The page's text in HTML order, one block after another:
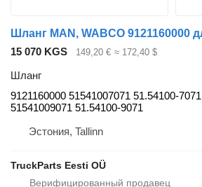
15 070 KGS 149,20 € ≈ 172,40 $
Шланг
9121160000 51541007071 51.54100-7071
51541009071 51.54100-9071
Эстония, Tallinn
TruckParts Eesti OÜ